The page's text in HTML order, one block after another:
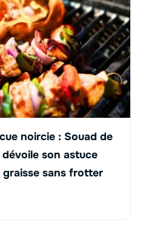
noircie : Souad de
dévoile son astuce
sans frotter